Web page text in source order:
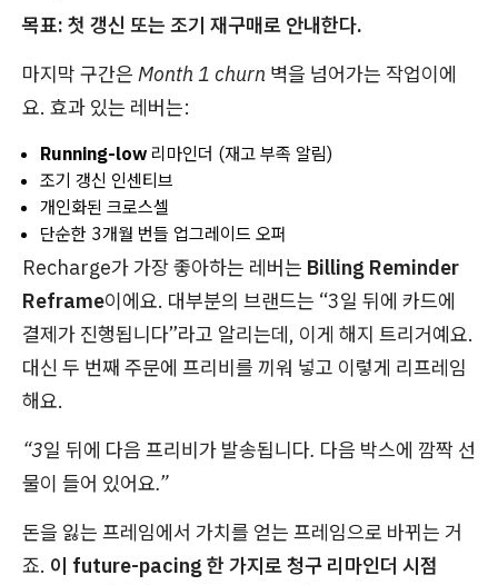
목표: 첫 갱신 또는 조기 재구매로 안내한다.
마지막 구간은 Month 1 churn 벽을 넘어가는 작업이에
요. 효과 있는 레버는:
Running-low 리마인더 (재고 부족 알림)
조기 갱신 인센티브
개인화된 크로스셀
단순한 3개월 번들 업그레이드 오퍼
Recharge가 가장 좋아하는 레버는 Billing Reminder
Reframe이에요. 대부분의 브랜드는 “3일 뒤에 카드에
결제가 진행됩니다”라고 알리는데, 이게 해지 트리거예요.
대신 두 번째 주문에 프리비를 끼워 넣고 이렇게 리프레임
해요.
“3일 뒤에 다음 프리비가 발송됩니다. 다음 박스에 깜짝 선
물이 들어 있어요.”
돈을 잃는 프레임에서 가치를 얻는 프레임으로 바뀌는 거
죠. 이 future-pacing 한 가지로 청구 리마인더 시점